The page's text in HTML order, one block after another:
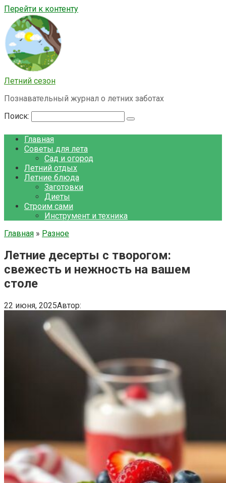
Перейти к контенту
Летний сезон
Познавательный журнал о летних заботах
Поиск:
Главная
Советы для лета
Сад и огород
Летний отдых
Летние блюда
Заготовки
Диеты
Строим сами
Инструмент и техника
Главная » Разное
Летние десерты с творогом:
свежесть и нежность на вашем
столе
22 июня, 2025Автор: